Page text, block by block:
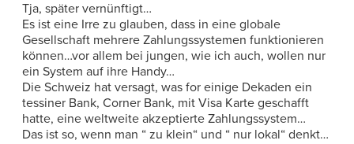
Tja, später vernünftigt…
Es ist eine Irre zu glauben, dass in eine globale
Gesellschaft mehrere Zahlungssystemen funktionieren
können…vor allem bei jungen, wie ich auch, wollen nur
ein System auf ihre Handy…
Die Schweiz hat versagt, was for einige Dekaden ein
tessiner Bank, Corner Bank, mit Visa Karte geschafft
hatte, eine weltweite akzeptierte Zahlungssystem…
Das ist so, wenn man “ zu klein“ und “ nur lokal“ denkt…